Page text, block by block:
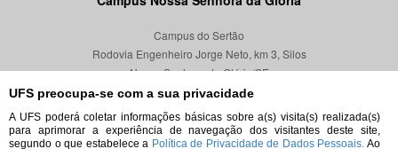
UFS preocupa-se com a sua privacidade
A UFS poderá coletar informações básicas sobre a(s) visita(s) realizada(s)
para aprimorar a experiência de navegação dos visitantes deste site,
segundo o que estabelece a Política de Privacidade de Dados Pessoais. Ao
Campus do Sertão
Rodovia Engenheiro Jorge Neto, km 3, Silos
Nossa Senhora da Glória/SE
CEP 49680-000
Localização